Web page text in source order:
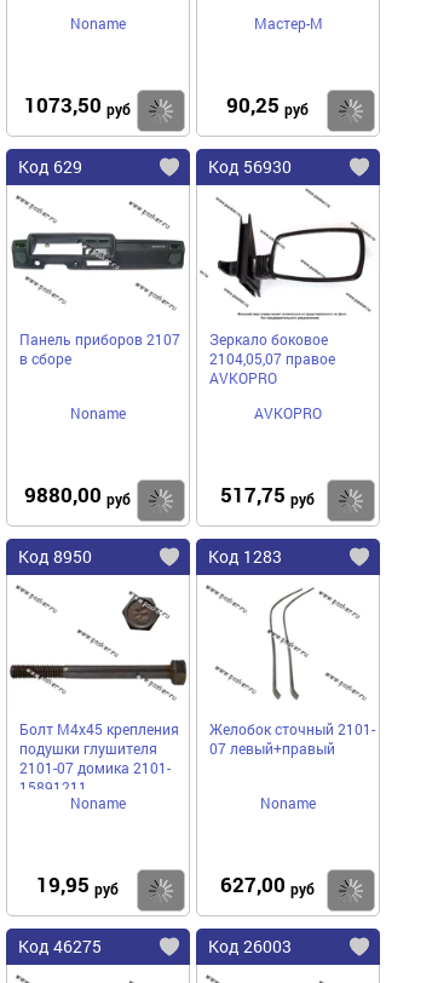
Noname
1073,50 руб Купить
Мастер-М
90,25 руб
Код 629
Панель приборов 2107
в сборе
Noname
9880,00 руб Купить
Код 56930
Зеркало боковое
2104,05,07 правое
AVKOPRO
AVKOPRO
517,75 руб
Код 8950
Болт М4х45 крепления
подушки глушителя
2101-07 домика 2101-
15891211
Noname
19,95 руб Купить
Код 1283
Желобок сточный 2101-
07 левый+правый
Noname
627,00 руб
Код 46275 Код 26003